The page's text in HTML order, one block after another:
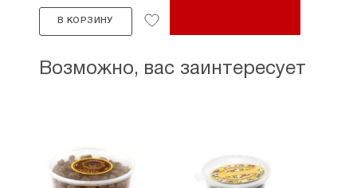
В КОРЗИНУ
Возможно, вас заинтересует